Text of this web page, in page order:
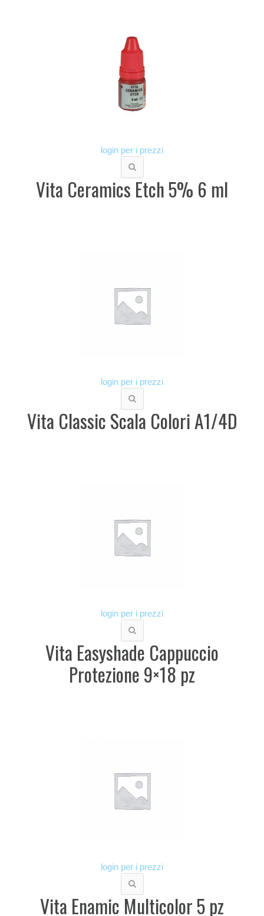
login per i prezzi
Vita Ceramics Etch 5% 6 ml
login per i prezzi
Vita Classic Scala Colori A1/4D
login per i prezzi
Vita Easyshade Cappuccio
Protezione 9×18 pz
login per i prezzi
Vita Enamic Multicolor 5 pz